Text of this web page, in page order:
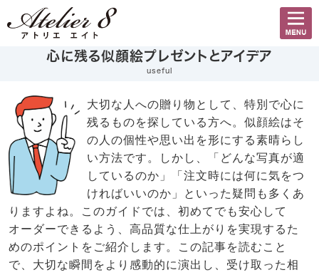
心に残る似顔絵プレゼントとアイデア
useful
大切な人への贈り物として、特別で心に
残るものを探している方へ。似顔絵はそ
の人の個性や思い出を形にする素晴らし
い方法です。しかし、「どんな写真が適
しているのか」「注文時には何に気をつ
ければいいのか」といった疑問も多くあ
りますよね。このガイドでは、初めてでも安心して
オーダーできるよう、高品質な仕上がりを実現するた
めのポイントをご紹介します。この記事を読むこと
で、大切な瞬間をより感動的に演出し、受け取った相